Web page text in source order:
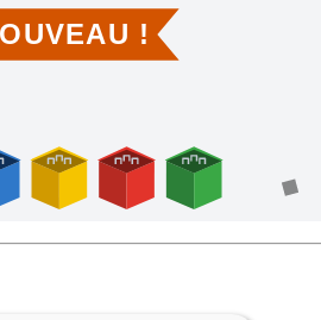
!
ou boîtes d'agrafes ou de